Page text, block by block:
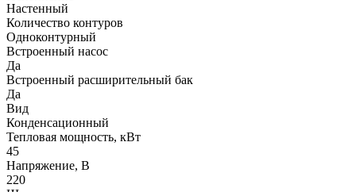
Настенный
Количество контуров
Одноконтурный
Встроенный насос
Да
Встроенный расширительный бак
Да
Вид
Конденсационный
Тепловая мощность, кВт
45
Напряжение, В
220